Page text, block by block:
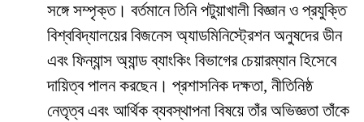
সঙ্গে সম্পৃক্ত। বর্তমানে তিনি পটুয়াখালী বিজ্ঞান ও প্রযুক্তি
বিশ্ববিদ্যালয়ের বিজনেস অ্যাডমিনিস্ট্রেশন অনুষদের ডীন
এবং ফিন্যান্স অ্যান্ড ব্যাংকিং বিভাগের চেয়ারম্যান হিসেবে
দায়িত্ব পালন করছেন। প্রশাসনিক দক্ষতা, নীতিনিষ্ঠ
নেতৃত্ব এবং আর্থিক ব্যবস্থাপনা বিষয়ে তাঁর অভিজ্ঞতা তাঁকে